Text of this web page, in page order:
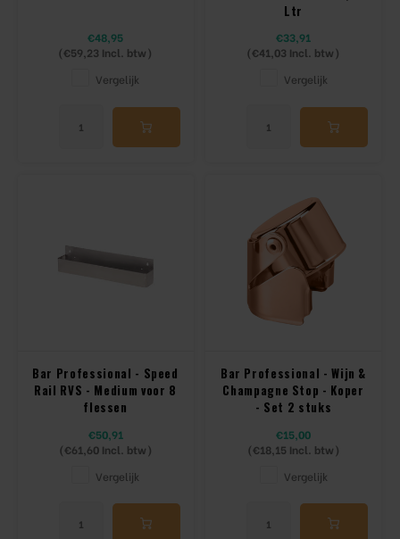
€48,95
(€59,23 Incl. btw)
Vergelijk
Ltr
€33,91
(€41,03 Incl. btw)
Vergelijk
Bar Professional - Speed
Rail RVS - Medium voor 8
flessen
€50,91
(€61,60Incl. btw)
Vergelijk
Bar Professional - Wijn &
Champagne Stop - Koper
- Set 2 stuks
€15,00
(€18,15 Incl. btw)
Vergelijk